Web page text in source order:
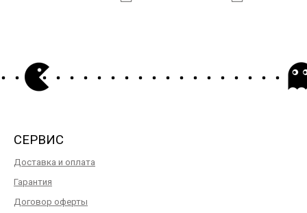
СЕРВИС
Доставка и оплата
Гарантия
Договор оферты